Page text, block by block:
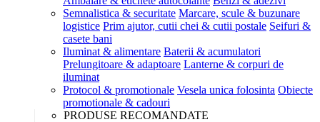
Semnalistica & securitate Marcare, scule & buzunare
logistice Prim ajutor, cutii chei & cutii postale Seifuri &
casete bani
Iluminat & alimentare Baterii & acumulatori
Prelungitoare & adaptoare Lanterne & corpuri de
iluminat
Protocol & promotionale Vesela unica folosinta Obiecte
promotionale & cadouri
PRODUSE RECOMANDATE